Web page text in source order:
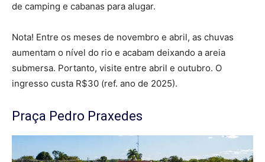
de camping e cabanas para alugar.
Nota! Entre os meses de novembro e abril, as chuvas
aumentam o nível do rio e acabam deixando a areia
submersa. Portanto, visite entre abril e outubro. O
ingresso custa R$30 (ref. ano de 2025).
Praça Pedro Praxedes